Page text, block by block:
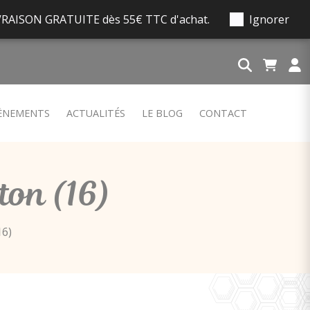
GRATUITE dès 55€ TTC d'achat. Ignorer
ACTUALITÉS LE BLOG CONTACT
(16)